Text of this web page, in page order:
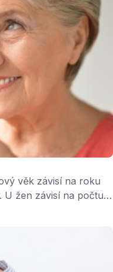
věk závisí na roku
U žen závisí na počtu
Měšec.cz